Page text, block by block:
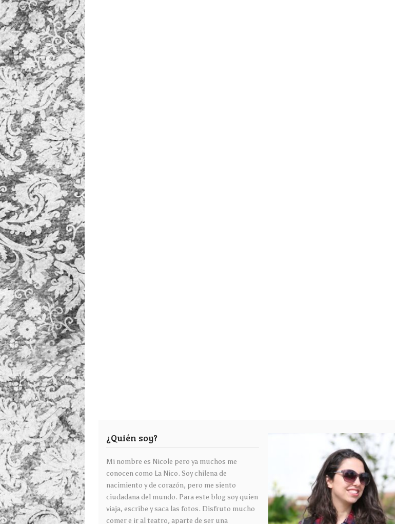
¿Quién soy?
Mi nombre es Nicole pero ya muchos me
conocen como La Nico. Soy chilena de
nacimiento y de corazón, pero me siento
ciudadana del mundo. Para este blog soy quien
viaja, escribe y saca las fotos. Disfruto mucho
comer e ir al teatro, aparte de ser una